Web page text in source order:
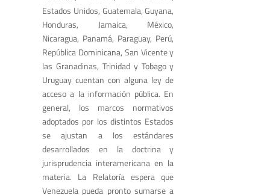
Estados Unidos, Guatemala, Guyana,
Honduras, Jamaica, México,
Nicaragua, Panamá, Paraguay, Perú,
República Dominicana, San Vicente y
las Granadinas, Trinidad y Tobago y
Uruguay cuentan con alguna ley de
acceso a la información pública. En
general, los marcos normativos
adoptados por los distintos Estados
se ajustan a los estándares
desarrollados en la doctrina y
jurisprudencia interamericana en la
materia. La Relatoría espera que
Venezuela pueda pronto sumarse a